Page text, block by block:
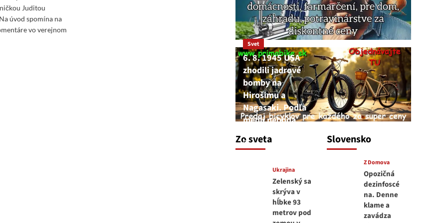
Juditou
úvod spomína na
vo verejnom
Zo sveta
Svet
6. 8. 1945 USA
zhodili jadrové
bomby na
Hirošimu a
Nagasaki. Podľa
médií nehoda
6. augusta 2026
Ukrajina
Zelenský sa
skrýva v
hĺbke 93
metrov pod
Slovensko
Z Domova
Opozičná
dezinfoscé
na. Denne
klame a
zavádza